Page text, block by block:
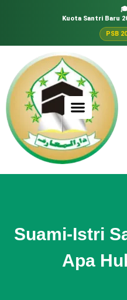
Kuota Santri Baru
PSB
Suami-Istri
Apa